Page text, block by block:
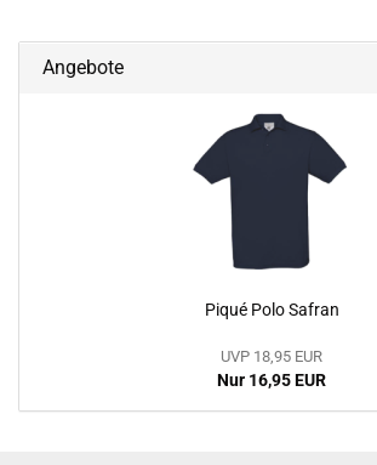
Angebote
Piqué Polo Safran
UVP 18,95 EUR
Nur 16,95 EUR